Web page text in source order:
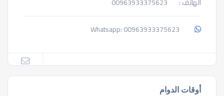
00963933375623
أوقات الدوام